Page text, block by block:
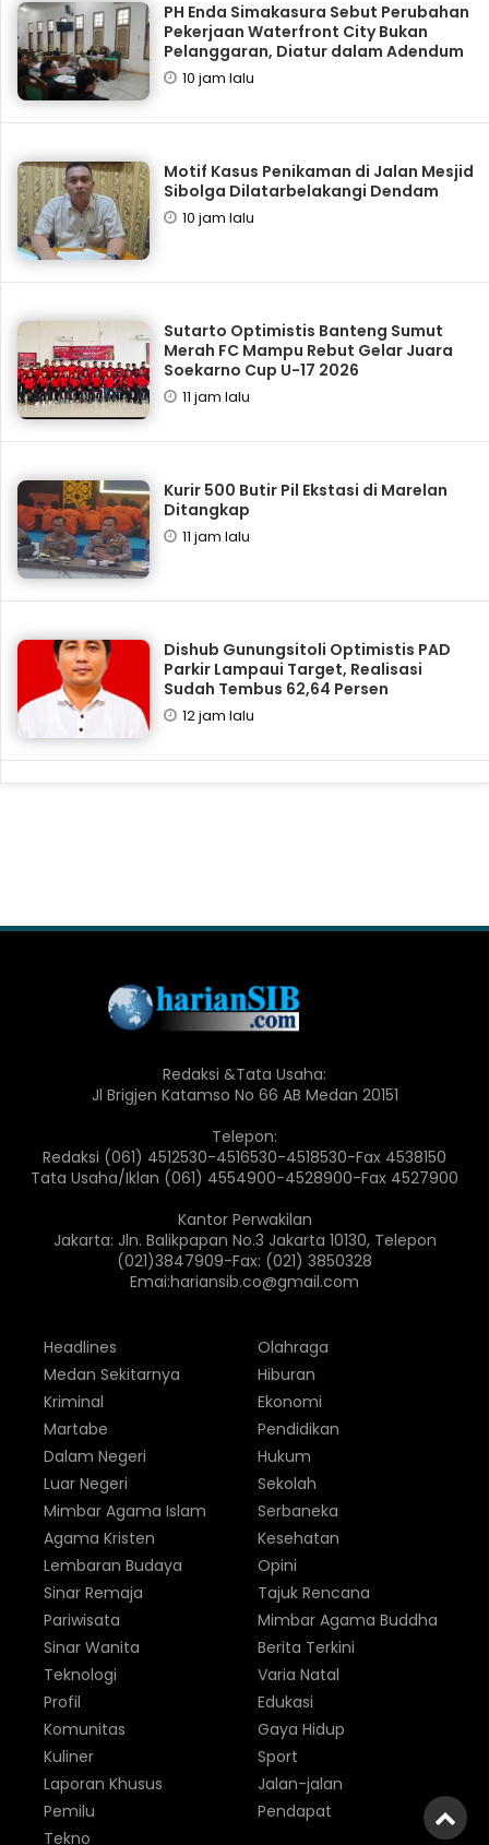
PH Enda Simakasura Sebut Perubahan
Pekerjaan Waterfront City Bukan
Pelanggaran, Diatur dalam Adendum
10 jam lalu
Motif Kasus Penikaman di Jalan Mesjid
Sibolga Dilatarbelakangi Dendam
10 jam lalu
Sutarto Optimistis Banteng Sumut
Merah FC Mampu Rebut Gelar Juara
Soekarno Cup U-17 2026
11 jam lalu
Kurir 500 Butir Pil Ekstasi di Marelan
Ditangkap
11 jam lalu
Dishub Gunungsitoli Optimistis PAD
Parkir Lampaui Target, Realisasi
Sudah Tembus 62,64 Persen
12 jam lalu
Redaksi &Tata Usaha:
Jl Brigjen Katamso No 66 AB Medan 20151
Telepon:
Redaksi (061) 4512530-4516530-4518530-Fax 4538150
Tata Usaha/Iklan (061) 4554900-4528900-Fax 4527900
Kantor Perwakilan
Jakarta: Jln. Balikpapan No.3 Jakarta 10130, Telepon
(021)3847909-Fax: (021) 3850328
Emai:hariansib.co@gmail.com
Headlines
Medan Sekitarnya
Kriminal
Martabe
Dalam Negeri
Luar Negeri
Olahraga
Hiburan
Ekonomi
Pendidikan
Hukum
Sekolah
Mimbar Agama Islam
Agama Kristen
Lembaran Budaya
Sinar Remaja
Pariwisata
Sinar Wanita
Serbaneka
Kesehatan
Opini
Tajuk Rencana
Mimbar Agama Buddha
Berita Terkini
Teknologi
Profil
Komunitas
Kuliner
Laporan Khusus
Pemilu
Varia Natal
Edukasi
Gaya Hidup
Sport
Jalan-jalan
Pendapat
Tekno